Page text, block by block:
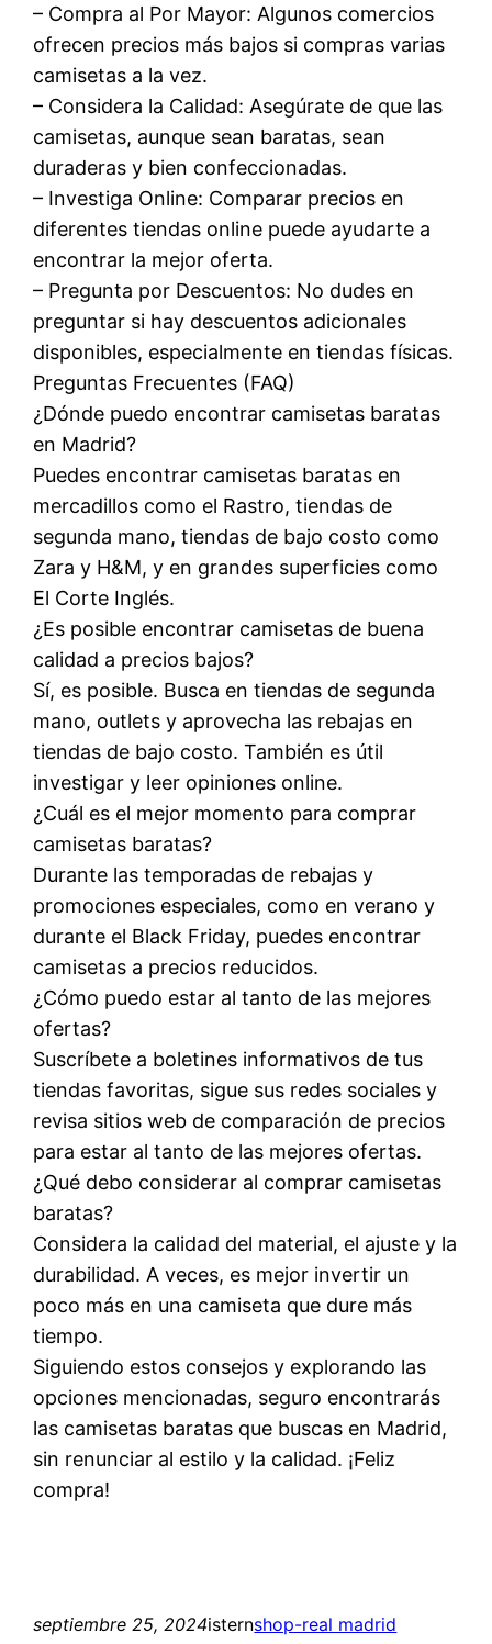
– Compra al Por Mayor: Algunos comercios
ofrecen precios más bajos si compras varias
camisetas a la vez.
– Considera la Calidad: Asegúrate de que las
camisetas, aunque sean baratas, sean
duraderas y bien confeccionadas.
– Investiga Online: Comparar precios en
diferentes tiendas online puede ayudarte a
encontrar la mejor oferta.
– Pregunta por Descuentos: No dudes en
preguntar si hay descuentos adicionales
disponibles, especialmente en tiendas físicas.
Preguntas Frecuentes (FAQ)
¿Dónde puedo encontrar camisetas baratas
en Madrid?
Puedes encontrar camisetas baratas en
mercadillos como el Rastro, tiendas de
segunda mano, tiendas de bajo costo como
Zara y H&M, y en grandes superficies como
El Corte Inglés.
¿Es posible encontrar camisetas de buena
calidad a precios bajos?
Sí, es posible. Busca en tiendas de segunda
mano, outlets y aprovecha las rebajas en
tiendas de bajo costo. También es útil
investigar y leer opiniones online.
¿Cuál es el mejor momento para comprar
camisetas baratas?
Durante las temporadas de rebajas y
promociones especiales, como en verano y
durante el Black Friday, puedes encontrar
camisetas a precios reducidos.
¿Cómo puedo estar al tanto de las mejores
ofertas?
Suscríbete a boletines informativos de tus
tiendas favoritas, sigue sus redes sociales y
revisa sitios web de comparación de precios
para estar al tanto de las mejores ofertas.
¿Qué debo considerar al comprar camisetas
baratas?
Considera la calidad del material, el ajuste y la
durabilidad. A veces, es mejor invertir un
poco más en una camiseta que dure más
tiempo.
Siguiendo estos consejos y explorando las
opciones mencionadas, seguro encontrarás
las camisetas baratas que buscas en Madrid,
sin renunciar al estilo y la calidad. ¡Feliz
compra!
septiembre 25, 2024isternshop-real madrid